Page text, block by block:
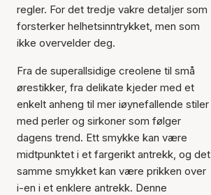
regler. For det tredje vakre detaljer som
forsterker helhetsinntrykket, men som
ikke overvelder deg.
Fra de superallsidige creolene til små
ørestikker, fra delikate kjeder med et
enkelt anheng til mer iøynefallende stiler
med perler og sirkoner som følger
dagens trend. Ett smykke kan være
midtpunktet i et fargerikt antrekk, og det
samme smykket kan være prikken over
i-en i et enklere antrekk. Denne